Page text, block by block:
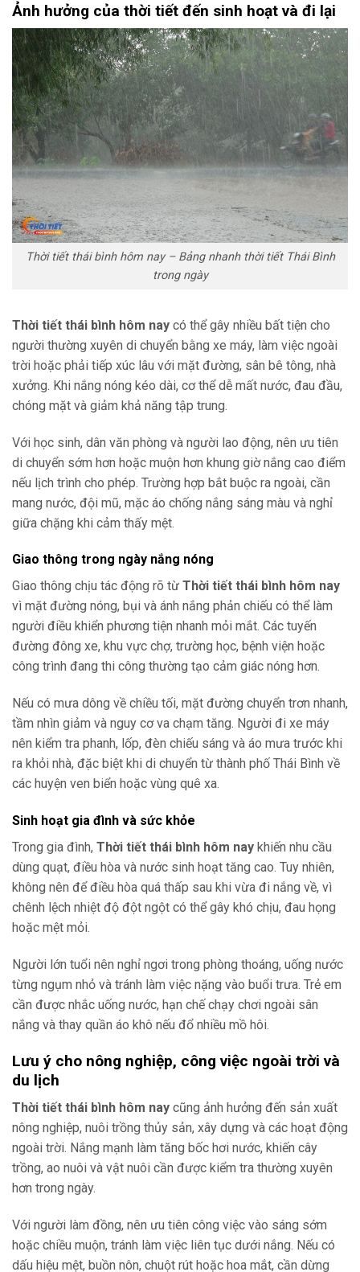
Ảnh hưởng của thời tiết đến sinh hoạt và đi lại
Thời tiết thái bình hôm nay – Bảng nhanh thời tiết Thái Bình
trong ngày
Thời tiết thái bình hôm nay có thể gây nhiều bất tiện cho
người thường xuyên di chuyển bằng xe máy, làm việc ngoài
trời hoặc phải tiếp xúc lâu với mặt đường, sân bê tông, nhà
xưởng. Khi nắng nóng kéo dài, cơ thể dễ mất nước, đau đầu,
chóng mặt và giảm khả năng tập trung.
Với học sinh, dân văn phòng và người lao động, nên ưu tiên
di chuyển sớm hơn hoặc muộn hơn khung giờ nắng cao điểm
nếu lịch trình cho phép. Trường hợp bắt buộc ra ngoài, cần
mang nước, đội mũ, mặc áo chống nắng sáng màu và nghỉ
giữa chặng khi cảm thấy mệt.
Giao thông trong ngày nắng nóng
Giao thông chịu tác động rõ từ Thời tiết thái bình hôm nay
vì mặt đường nóng, bụi và ánh nắng phản chiếu có thể làm
người điều khiển phương tiện nhanh mỏi mắt. Các tuyến
đường đông xe, khu vực chợ, trường học, bệnh viện hoặc
công trình đang thi công thường tạo cảm giác nóng hơn.
Nếu có mưa dông về chiều tối, mặt đường chuyển trơn nhanh,
tầm nhìn giảm và nguy cơ va chạm tăng. Người đi xe máy
nên kiểm tra phanh, lốp, đèn chiếu sáng và áo mưa trước khi
ra khỏi nhà, đặc biệt khi di chuyển từ thành phố Thái Bình về
các huyện ven biển hoặc vùng quê xa.
Sinh hoạt gia đình và sức khỏe
Trong gia đình, Thời tiết thái bình hôm nay khiến nhu cầu
dùng quạt, điều hòa và nước sinh hoạt tăng cao. Tuy nhiên,
không nên để điều hòa quá thấp sau khi vừa đi nắng về, vì
chênh lệch nhiệt độ đột ngột có thể gây khó chịu, đau họng
hoặc mệt mỏi.
Người lớn tuổi nên nghỉ ngơi trong phòng thoáng, uống nước
từng ngụm nhỏ và tránh làm việc nặng vào buổi trưa. Trẻ em
cần được nhắc uống nước, hạn chế chạy chơi ngoài sân
nắng và thay quần áo khô nếu đổ nhiều mồ hôi.
Lưu ý cho nông nghiệp, công việc ngoài trời và
du lịch
Thời tiết thái bình hôm nay cũng ảnh hưởng đến sản xuất
nông nghiệp, nuôi trồng thủy sản, xây dựng và các hoạt động
ngoài trời. Nắng mạnh làm tăng bốc hơi nước, khiến cây
trồng, ao nuôi và vật nuôi cần được kiểm tra thường xuyên
hơn trong ngày.
Với người làm đồng, nên ưu tiên công việc vào sáng sớm
hoặc chiều muộn, tránh làm việc liên tục dưới nắng. Nếu có
dấu hiệu mệt, buồn nôn, chuột rút hoặc hoa mắt, cần dừng